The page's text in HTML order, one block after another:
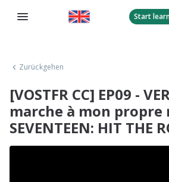
Start
Zurückgehen
[VOSTFR CC] EP09 -
marche à mon
SEVENTEEN: HIT THE